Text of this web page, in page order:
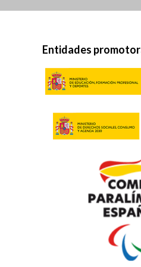
Entidades